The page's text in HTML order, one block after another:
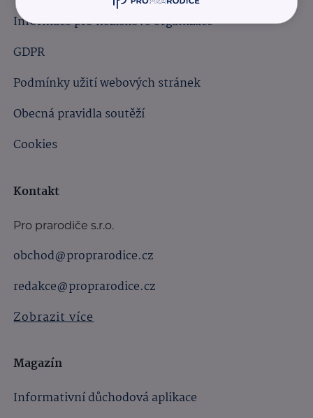
Informace pro neziskové organizace
GDPR
Podmínky užití webových stránek
Obecná pravidla soutěží
Cookies
Kontakt
Pro prarodiče s.r.o.
obchod@proprarodice.cz
redakce@proprarodice.cz
Zobrazit více
Magazín
Informativní důchodová aplikace